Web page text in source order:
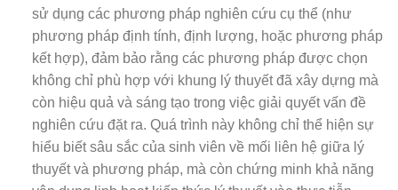
sử dụng các phương pháp nghiên cứu cụ thể (như
phương pháp định tính, định lượng, hoặc phương pháp
kết hợp), đảm bảo rằng các phương pháp được chọn
không chỉ phù hợp với khung lý thuyết đã xây dựng mà
còn hiệu quả và sáng tạo trong việc giải quyết vấn đề
nghiên cứu đặt ra. Quá trình này không chỉ thể hiện sự
hiểu biết sâu sắc của sinh viên về mối liên hệ giữa lý
thuyết và phương pháp, mà còn chứng minh khả năng